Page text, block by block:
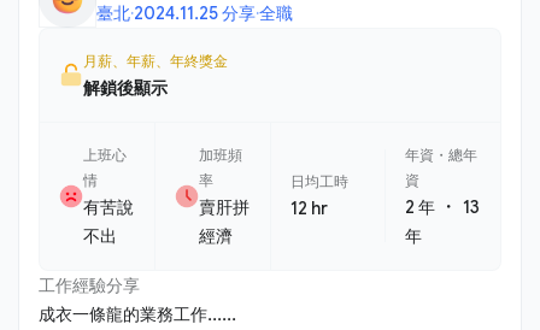
臺北·2024.11.25 分享·全職
月薪、年薪、年終獎金
解鎖後顯示
上班心
情
有苦說
不出
加班頻
率
賣肝拼
經濟
日均工時
12 hr
年資・總年
資
2 年 ・13
年
工作經驗分享
成衣一條龍的業務工作......